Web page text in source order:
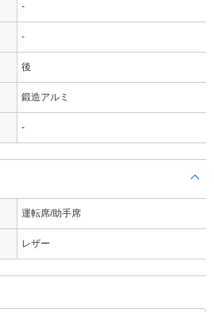
-
-
後
鍛造アルミ
-
運転席/助手席
レザー